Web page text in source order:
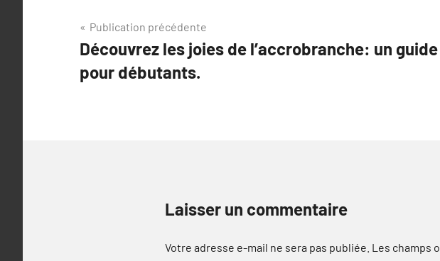
Navigation
de
l’article
Publication précédente
Découvrez les joies de l’accrobranche: un guide
pour débutants.
Laisser un commentaire
Votre adresse e-mail ne sera pas publiée. Les champs